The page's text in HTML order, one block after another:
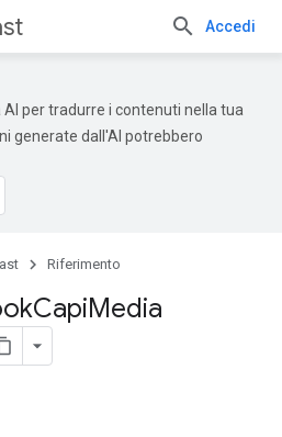
Accedi
per tradurre i contenuti nella tua
generate dall'AI potrebbero
Riferimento
CapiMedia